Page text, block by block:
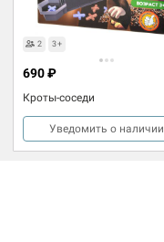
2 3+
Кроты-соседи
690 ₽
Уведомить о наличии